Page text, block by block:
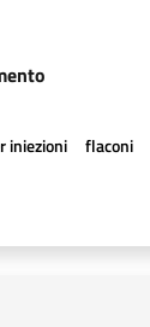
iniezioni flaconi